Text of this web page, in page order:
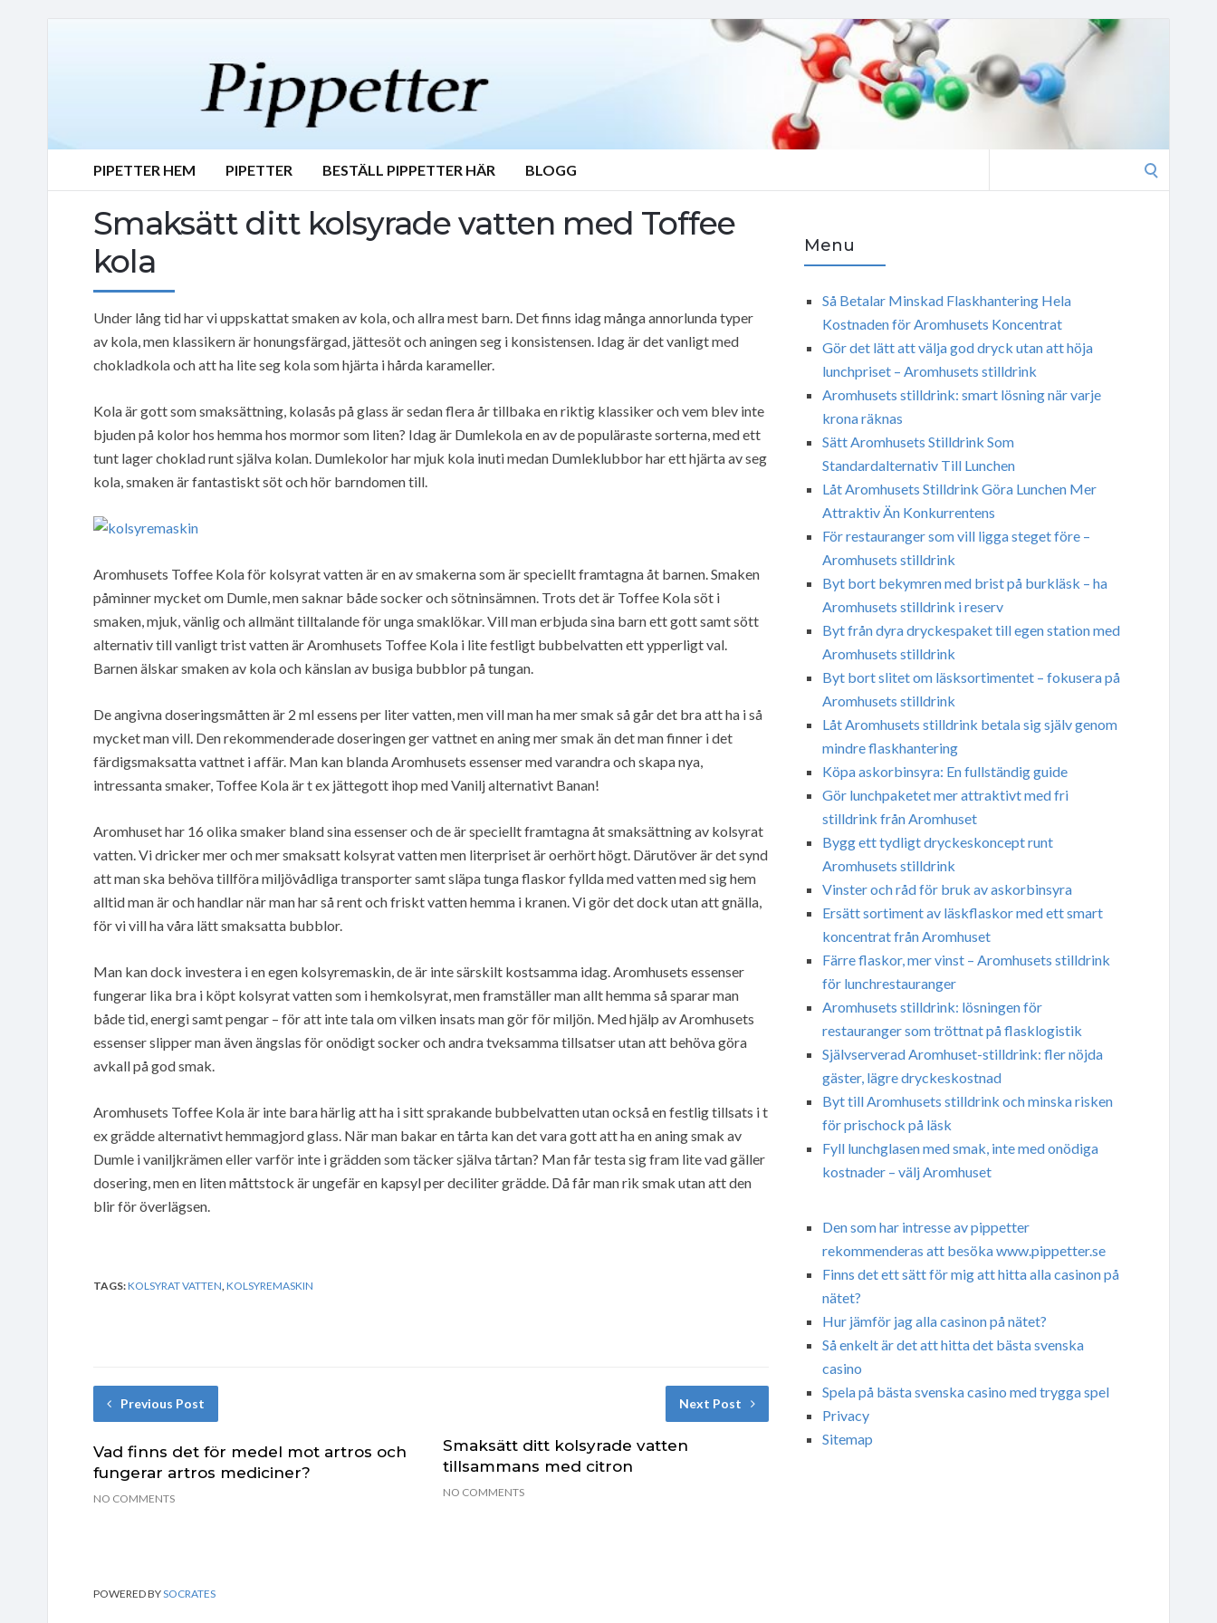
PIPETTER HEM PIPETTER BESTÄLL PIPPETTER HÄR BLOGG
Smaksätt ditt kolsyrade vatten med Toffee
kola
Under lång tid har vi uppskattat smaken av kola, och allra mest barn. Det finns idag många annorlunda typer
av kola, men klassikern är honungsfärgad, jättesöt och aningen seg i konsistensen. Idag är det vanligt med
chokladkola och att ha lite seg kola som hjärta i hårda karameller.
Kola är gott som smaksättning, kolasås på glass är sedan flera år tillbaka en riktig klassiker och vem blev inte
bjuden på kolor hos hemma hos mormor som liten? Idag är Dumlekola en av de populäraste sorterna, med ett
tunt lager choklad runt själva kolan. Dumlekolor har mjuk kola inuti medan Dumleklubbor har ett hjärta av seg
kola, smaken är fantastiskt söt och hör barndomen till.
Aromhusets Toffee Kola för kolsyrat vatten är en av smakerna som är speciellt framtagna åt barnen. Smaken
påminner mycket om Dumle, men saknar både socker och sötninsämnen. Trots det är Toffee Kola söt i
smaken, mjuk, vänlig och allmänt tilltalande för unga smaklökar. Vill man erbjuda sina barn ett gott samt sött
alternativ till vanligt trist vatten är Aromhusets Toffee Kola i lite festligt bubbelvatten ett ypperligt val.
Barnen älskar smaken av kola och känslan av busiga bubblor på tungan.
De angivna doseringsmåtten är 2 ml essens per liter vatten, men vill man ha mer smak så går det bra att ha i så
mycket man vill. Den rekommenderade doseringen ger vattnet en aning mer smak än det man finner i det
färdigsmaksatta vattnet i affär. Man kan blanda Aromhusets essenser med varandra och skapa nya,
intressanta smaker, Toffee Kola är t ex jättegott ihop med Vanilj alternativt Banan!
Aromhuset har 16 olika smaker bland sina essenser och de är speciellt framtagna åt smaksättning av kolsyrat
vatten. Vi dricker mer och mer smaksatt kolsyrat vatten men literpriset är oerhört högt. Därutöver är det synd
att man ska behöva tillföra miljövådliga transporter samt släpa tunga flaskor fyllda med vatten med sig hem
alltid man är och handlar när man har så rent och friskt vatten hemma i kranen. Vi gör det dock utan att gnälla,
för vi vill ha våra lätt smaksatta bubblor.
Man kan dock investera i en egen kolsyremaskin, de är inte särskilt kostsamma idag. Aromhusets essenser
fungerar lika bra i köpt kolsyrat vatten som i hemkolsyrat, men framställer man allt hemma så sparar man
både tid, energi samt pengar – för att inte tala om vilken insats man gör för miljön. Med hjälp av Aromhusets
essenser slipper man även ängslas för onödigt socker och andra tveksamma tillsatser utan att behöva göra
avkall på god smak.
Aromhusets Toffee Kola är inte bara härlig att ha i sitt sprakande bubbelvatten utan också en festlig tillsats i t
ex grädde alternativt hemmagjord glass. När man bakar en tårta kan det vara gott att ha en aning smak av
Dumle i vaniljkrämen eller varför inte i grädden som täcker själva tårtan? Man får testa sig fram lite vad gäller
dosering, men en liten måttstock är ungefär en kapsyl per deciliter grädde. Då får man rik smak utan att den
blir för överlägsen.
TAGS:KOLSYRAT VATTEN KOLSYREMASKIN
Previous Post
Vad finns det för medel mot artros och
fungerar artros mediciner?
NO COMMENTS
Next Post
Smaksätt ditt kolsyrade vatten
tillsammans med citron
NO COMMENTS
Menu
Så Betalar Minskad Flaskhantering Hela
Kostnaden för Aromhusets Koncentrat
Gör det lätt att välja god dryck utan att höja
lunchpriset – Aromhusets stilldrink
Aromhusets stilldrink: smart lösning när varje
krona räknas
Sätt Aromhusets Stilldrink Som
Standardalternativ Till Lunchen
Låt Aromhusets Stilldrink Göra Lunchen Mer
Attraktiv Än Konkurrentens
För restauranger som vill ligga steget före –
Aromhusets stilldrink
Byt bort bekymren med brist på burkläsk – ha
Aromhusets stilldrink i reserv
Byt från dyra dryckespaket till egen station med
Aromhusets stilldrink
Byt bort slitet om läsksortimentet – fokusera på
Aromhusets stilldrink
Låt Aromhusets stilldrink betala sig själv genom
mindre flaskhantering
Köpa askorbinsyra: En fullständig guide
Gör lunchpaketet mer attraktivt med fri
stilldrink från Aromhuset
Bygg ett tydligt dryckeskoncept runt
Aromhusets stilldrink
Vinster och råd för bruk av askorbinsyra
Ersätt sortiment av läskflaskor med ett smart
koncentrat från Aromhuset
Färre flaskor, mer vinst – Aromhusets stilldrink
för lunchrestauranger
Aromhusets stilldrink: lösningen för
restauranger som tröttnat på flasklogistik
Självserverad Aromhuset-stilldrink: fler nöjda
gäster, lägre dryckeskostnad
Byt till Aromhusets stilldrink och minska risken
för prischock på läsk
Fyll lunchglasen med smak, inte med onödiga
kostnader – välj Aromhuset
Den som har intresse av pippetter
rekommenderas att besöka www.pippetter.se
Finns det ett sätt för mig att hitta alla casinon på
nätet?
Hur jämför jag alla casinon på nätet?
Så enkelt är det att hitta det bästa svenska
casino
Spela på bästa svenska casino med trygga spel
Privacy
Sitemap
POWERED BYSOCRATES